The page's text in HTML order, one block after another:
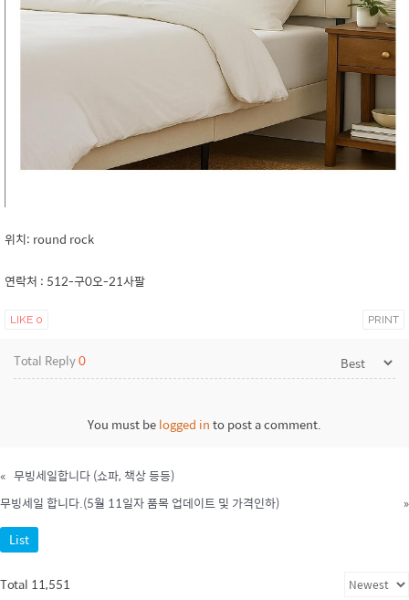
위치: round rock
연락처 : 512-구0오-21사팔
LIKE 0 PRINT
Total Reply0
You must belogged into post a comment.
« 무빙세일합니다 (쇼파, 책상 등등)
무빙세일 합니다.(5월 11일자 품목 업데이트 및 가격인하)
»
List
Total 11,551